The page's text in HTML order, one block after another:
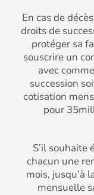
En cas de
droits de
protéger sa
souscrire un
avec
succession
cotisation
pour
S’il souhaite
chacun une
mois, jusqu’à
mensuelle